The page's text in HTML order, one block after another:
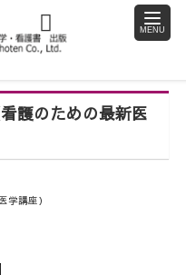
toggle
護のための最新医
講座）